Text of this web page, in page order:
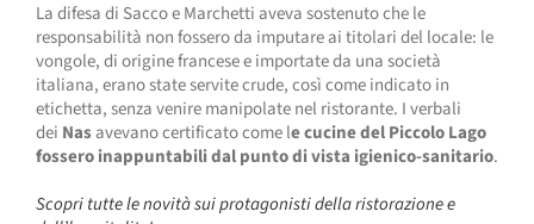
La difesa di Sacco e Marchetti aveva sostenuto che le
responsabilità non fossero da imputare ai titolari del locale: le
vongole, di origine francese e importate da una società
italiana, erano state servite crude, così come indicato in
etichetta, senza venire manipolate nel ristorante. I verbali
dei Nasavevano certificato come le cucine del Piccolo Lago
fossero inappuntabili dal punto di vista igienico-sanitario.
Scopri tutte le novità sui protagonisti della ristorazione e